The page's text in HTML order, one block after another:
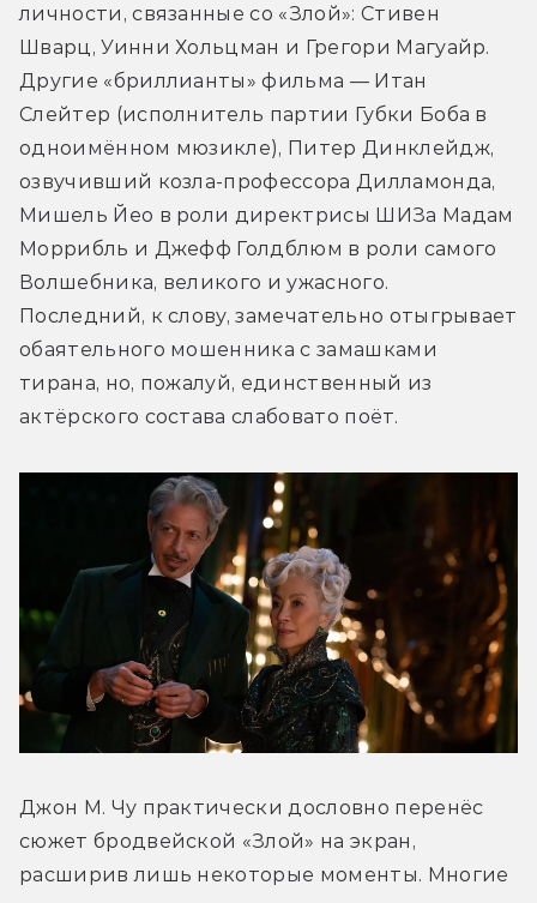
личности, связанные со «Злой»: Стивен
Шварц, Уинни Хольцман и Грегори Магуайр.
Другие «бриллианты» фильма — Итан
Слейтер (исполнитель партии Губки Боба в
одноимённом мюзикле), Питер Динклейдж,
озвучивший козла-профессора Дилламонда,
Мишель Йео в роли директрисы ШИЗа Мадам
Моррибль и Джефф Голдблюм в роли самого
Волшебника, великого и ужасного.
Последний, к слову, замечательно отыгрывает
обаятельного мошенника с замашками
тирана, но, пожалуй, единственный из
актёрского состава слабовато поёт.
Джон М. Чу практически дословно перенёс
сюжет бродвейской «Злой» на экран,
расширив лишь некоторые моменты. Многие